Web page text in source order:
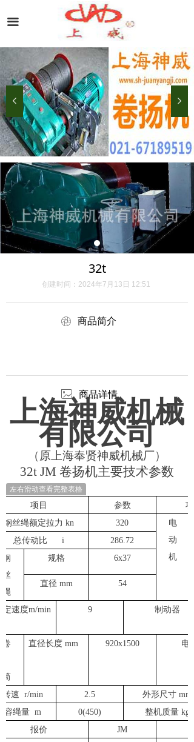
끀
넳 넲
32t
商品简介
创建时间： 2024年7月13日 12:51
商品详情
上海神威机械
有限公司
（原上海奉贤神威机械厂）
32t JM 卷扬机主要技术参数
左右滑动查看完整表格
项目 参数
项
钢丝绳额定拉力 kn 320
电
动
机
总传动 比 i
286.72
钢
丝
绳
规格 6x37
直径mm 54
定速度m/min 9 制动器
卷
筒
直径长度 mm 920x1500 电
转速 r/min 2.5 外形尺寸mm
容绳量m 0(450) 整机质量kg
报价
JM
ꁵ
ꂈ